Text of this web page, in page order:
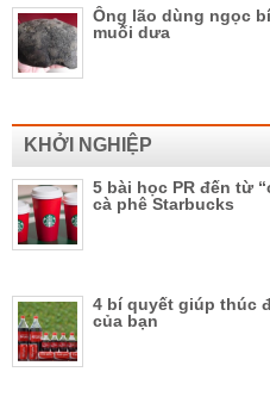
Ông lão dùng ngọc
muối dưa
KHỞI NGHIỆP
5 bài học PR đến từ
cà phê Starbucks
4 bí quyết giúp thúc
của bạn